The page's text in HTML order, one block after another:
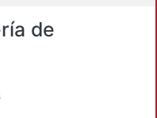
de